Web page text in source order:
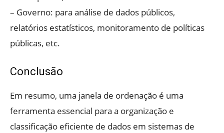
– Governo: para análise de dados públicos,
relatórios estatísticos, monitoramento de políticas
públicas, etc.
Conclusão
Em resumo, uma janela de ordenação é uma
ferramenta essencial para a organização e
classificação eficiente de dados em sistemas de